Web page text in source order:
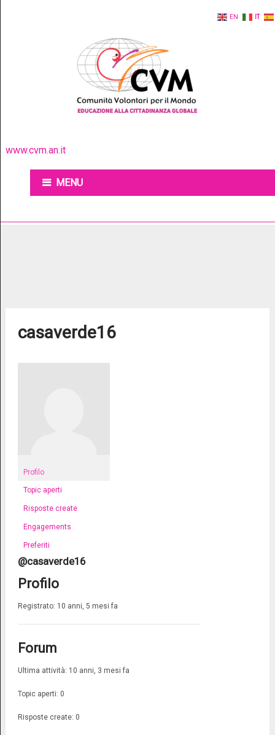
www.cvm.an.it
MENU
casaverde16
Profilo
Topic aperti
Risposte create
Engagements
Preferiti
@casaverde16
Profilo
Registrato: 10 anni, 5 mesi fa
Forum
Ultima attività: 10 anni, 3 mesi fa
Topic aperti: 0
Risposte create: 0
EN IT